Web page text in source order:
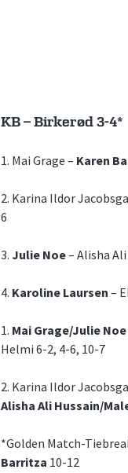
KB – Birkerød 3-4*
1. Mai Grage – Karen
2. Karina Ildor
6
3. Julie Noe– Alisha
4. Karoline Laursen –
1. Mai Grage/Julie Noe
Helmi 6-2, 4-6, 10-7
2. Karina Ildor
Alisha Ali Hussain/
*Golden Match-
Barritza 10-12